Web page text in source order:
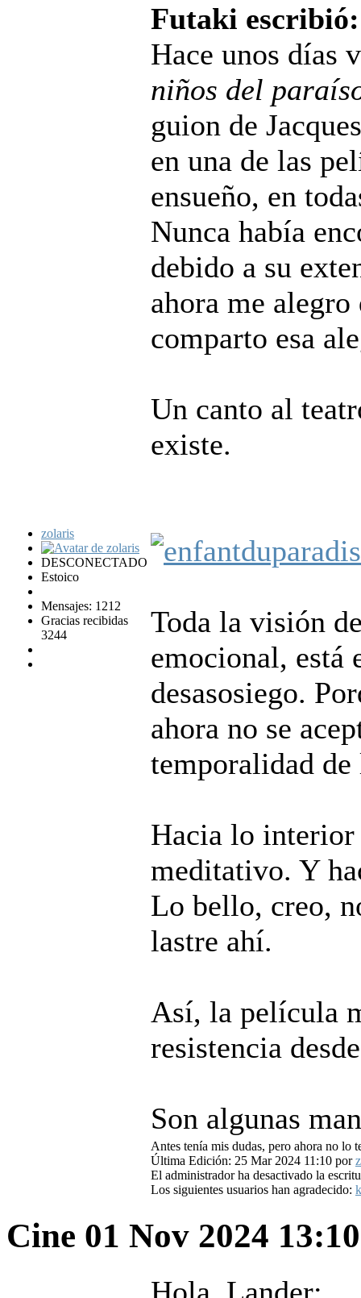
zolaris
DESCONECTADO
Estoico
Mensajes: 1212
Gracias recibidas
3244
Futaki escribió:
Hace unos días
niños del
guion de
en una de las
ensueño, en
Nunca había
debido a su
ahora me
comparto esa
Un canto al
existe.
Toda la visión
emocional, está
desasosiego.
ahora no se
temporalidad de
Hacia lo
meditativo. Y
Lo bello, creo,
lastre ahí.
Así, la película
resistencia
Son algunas
Antes tenía mis dudas, pero ahora no lo
Última Edición: 25 Mar 2024 11:10 por
El administrador ha desactivado la
Los siguientes usuarios han agradecido:
Cine 01 Nov 2024
Hola, Lander: